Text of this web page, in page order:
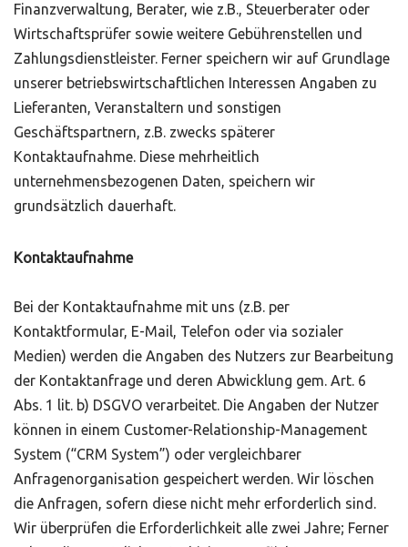
Finanzverwaltung, Berater, wie z.B., Steuerberater oder
Wirtschaftsprüfer sowie weitere Gebührenstellen und
Zahlungsdienstleister. Ferner speichern wir auf Grundlage
unserer betriebswirtschaftlichen Interessen Angaben zu
Lieferanten, Veranstaltern und sonstigen
Geschäftspartnern, z.B. zwecks späterer
Kontaktaufnahme. Diese mehrheitlich
unternehmensbezogenen Daten, speichern wir
grundsätzlich dauerhaft.
Kontaktaufnahme
Bei der Kontaktaufnahme mit uns (z.B. per
Kontaktformular, E-Mail, Telefon oder via sozialer
Medien) werden die Angaben des Nutzers zur Bearbeitung
der Kontaktanfrage und deren Abwicklung gem. Art. 6
Abs. 1 lit. b) DSGVO verarbeitet. Die Angaben der Nutzer
können in einem Customer-Relationship-Management
System (“CRM System”) oder vergleichbarer
Anfragenorganisation gespeichert werden. Wir löschen
die Anfragen, sofern diese nicht mehr erforderlich sind.
Wir überprüfen die Erforderlichkeit alle zwei Jahre; Ferner